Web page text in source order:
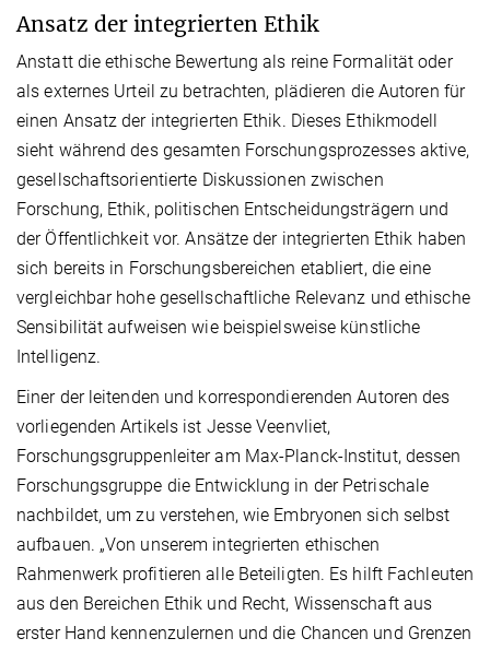
Ansatz der integrierten Ethik
Anstatt die ethische Bewertung als reine Formalität oder
als externes Urteil zu betrachten, plädieren die Autoren für
einen Ansatz der integrierten Ethik. Dieses Ethikmodell
sieht während des gesamten Forschungsprozesses aktive,
gesellschaftsorientierte Diskussionen zwischen
Forschung, Ethik, politischen Entscheidungsträgern und
der Öffentlichkeit vor. Ansätze der integrierten Ethik haben
sich bereits in Forschungsbereichen etabliert, die eine
vergleichbar hohe gesellschaftliche Relevanz und ethische
Sensibilität aufweisen wie beispielsweise künstliche
Intelligenz.
Einer der leitenden und korrespondierenden Autoren des
vorliegenden Artikels ist Jesse Veenvliet,
Forschungsgruppenleiter am Max-Planck-Institut, dessen
Forschungsgruppe die Entwicklung in der Petrischale
nachbildet, um zu verstehen, wie Embryonen sich selbst
aufbauen. „Von unserem integrierten ethischen
Rahmenwerk profitieren alle Beteiligten. Es hilft Fachleuten
aus den Bereichen Ethik und Recht, Wissenschaft aus
erster Hand kennenzulernen und die Chancen und Grenzen